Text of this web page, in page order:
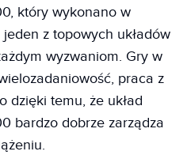
który wykonano w
z topowych układów
wyzwaniom. Gry w
praca z
dzięki temu, że układ
bardzo dobrze zarządza